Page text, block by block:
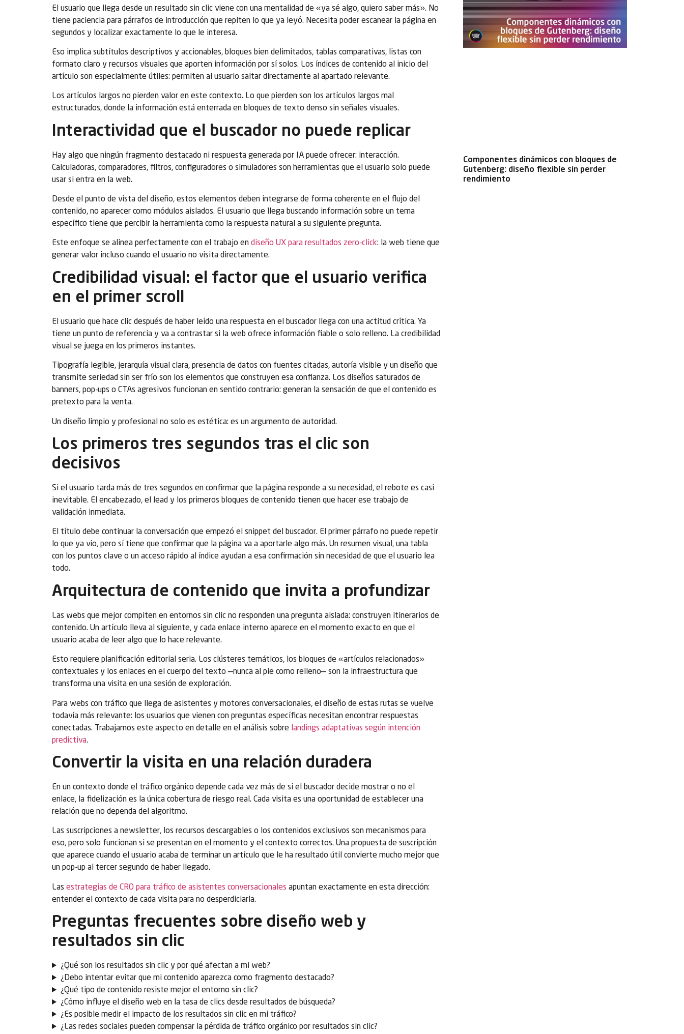
El usuario que llega desde un resultado sin clic viene con una mentalidad de «ya sé algo, quiero saber más». No
tiene paciencia para párrafos de introducción que repiten lo que ya leyó. Necesita poder escanear la página en
segundos y localizar exactamente lo que le interesa.
Eso implica subtítulos descriptivos y accionables, bloques bien delimitados, tablas comparativas, listas con
formato claro y recursos visuales que aporten información por sí solos. Los índices de contenido al inicio del
artículo son especialmente útiles: permiten al usuario saltar directamente al apartado relevante.
Los artículos largos no pierden valor en este contexto. Lo que pierden son los artículos largos mal
estructurados, donde la información está enterrada en bloques de texto denso sin señales visuales.
Interactividad que el buscador no puede replicar
Hay algo que ningún fragmento destacado ni respuesta generada por IA puede ofrecer: interacción.
Calculadoras, comparadores, filtros, configuradores o simuladores son herramientas que el usuario solo puede
usar si entra en la web.
Desde el punto de vista del diseño, estos elementos deben integrarse de forma coherente en el flujo del
contenido, no aparecer como módulos aislados. El usuario que llega buscando información sobre un tema
específico tiene que percibir la herramienta como la respuesta natural a su siguiente pregunta.
Este enfoque se alinea perfectamente con el trabajo en diseño UX para resultados zero-click: la web tiene que
generar valor incluso cuando el usuario no visita directamente.
Credibilidad visual: el factor que el usuario verifica
en el primer scroll
El usuario que hace clic después de haber leído una respuesta en el buscador llega con una actitud crítica. Ya
tiene un punto de referencia y va a contrastar si la web ofrece información fiable o solo relleno. La credibilidad
visual se juega en los primeros instantes.
Tipografía legible, jerarquía visual clara, presencia de datos con fuentes citadas, autoría visible y un diseño que
transmite seriedad sin ser frío son los elementos que construyen esa confianza. Los diseños saturados de
banners, pop-ups o CTAs agresivos funcionan en sentido contrario: generan la sensación de que el contenido es
pretexto para la venta.
Un diseño limpio y profesional no solo es estética: es un argumento de autoridad.
Los primeros tres segundos tras el clic son
decisivos
Si el usuario tarda más de tres segundos en confirmar que la página responde a su necesidad, el rebote es casi
inevitable. El encabezado, el lead y los primeros bloques de contenido tienen que hacer ese trabajo de
validación inmediata.
El título debe continuar la conversación que empezó el snippet del buscador. El primer párrafo no puede repetir
lo que ya vio, pero sí tiene que confirmar que la página va a aportarle algo más. Un resumen visual, una tabla
con los puntos clave o un acceso rápido al índice ayudan a esa confirmación sin necesidad de que el usuario lea
todo.
Arquitectura de contenido que invita a profundizar
Las webs que mejor compiten en entornos sin clic no responden una pregunta aislada: construyen itinerarios de
contenido. Un artículo lleva al siguiente, y cada enlace interno aparece en el momento exacto en que el
usuario acaba de leer algo que lo hace relevante.
Esto requiere planificación editorial seria. Los clústeres temáticos, los bloques de «artículos relacionados»
contextuales y los enlaces en el cuerpo del texto —nunca al pie como relleno— son la infraestructura que
transforma una visita en una sesión de exploración.
Para webs con tráfico que llega de asistentes y motores conversacionales, el diseño de estas rutas se vuelve
todavía más relevante: los usuarios que vienen con preguntas específicas necesitan encontrar respuestas
conectadas. Trabajamos este aspecto en detalle en el análisis sobre landings adaptativas según intención
predictiva.
Convertir la visita en una relación duradera
En un contexto donde el tráfico orgánico depende cada vez más de si el buscador decide mostrar o no el
enlace, la fidelización es la única cobertura de riesgo real. Cada visita es una oportunidad de establecer una
relación que no dependa del algoritmo.
Las suscripciones a newsletter, los recursos descargables o los contenidos exclusivos son mecanismos para
eso, pero solo funcionan si se presentan en el momento y el contexto correctos. Una propuesta de suscripción
que aparece cuando el usuario acaba de terminar un artículo que le ha resultado útil convierte mucho mejor que
un pop-up al tercer segundo de haber llegado.
Las estrategias de CRO para tráfico de asistentes conversacionales apuntan exactamente en esta dirección:
entender el contexto de cada visita para no desperdiciarla.
Preguntas frecuentes sobre diseño web y
resultados sin clic
¿Qué son los resultados sin clic y por qué afectan a mi web?
¿Debo intentar evitar que mi contenido aparezca como fragmento destacado?
¿Qué tipo de contenido resiste mejor el entorno sin clic?
¿Cómo influye el diseño web en la tasa de clics desde resultados de búsqueda?
¿Es posible medir el impacto de los resultados sin clic en mi tráfico?
¿Las redes sociales pueden compensar la pérdida de tráfico orgánico por resultados sin clic?
Componentes dinámicos con bloques de
Gutenberg: diseño flexible sin perder
rendimiento